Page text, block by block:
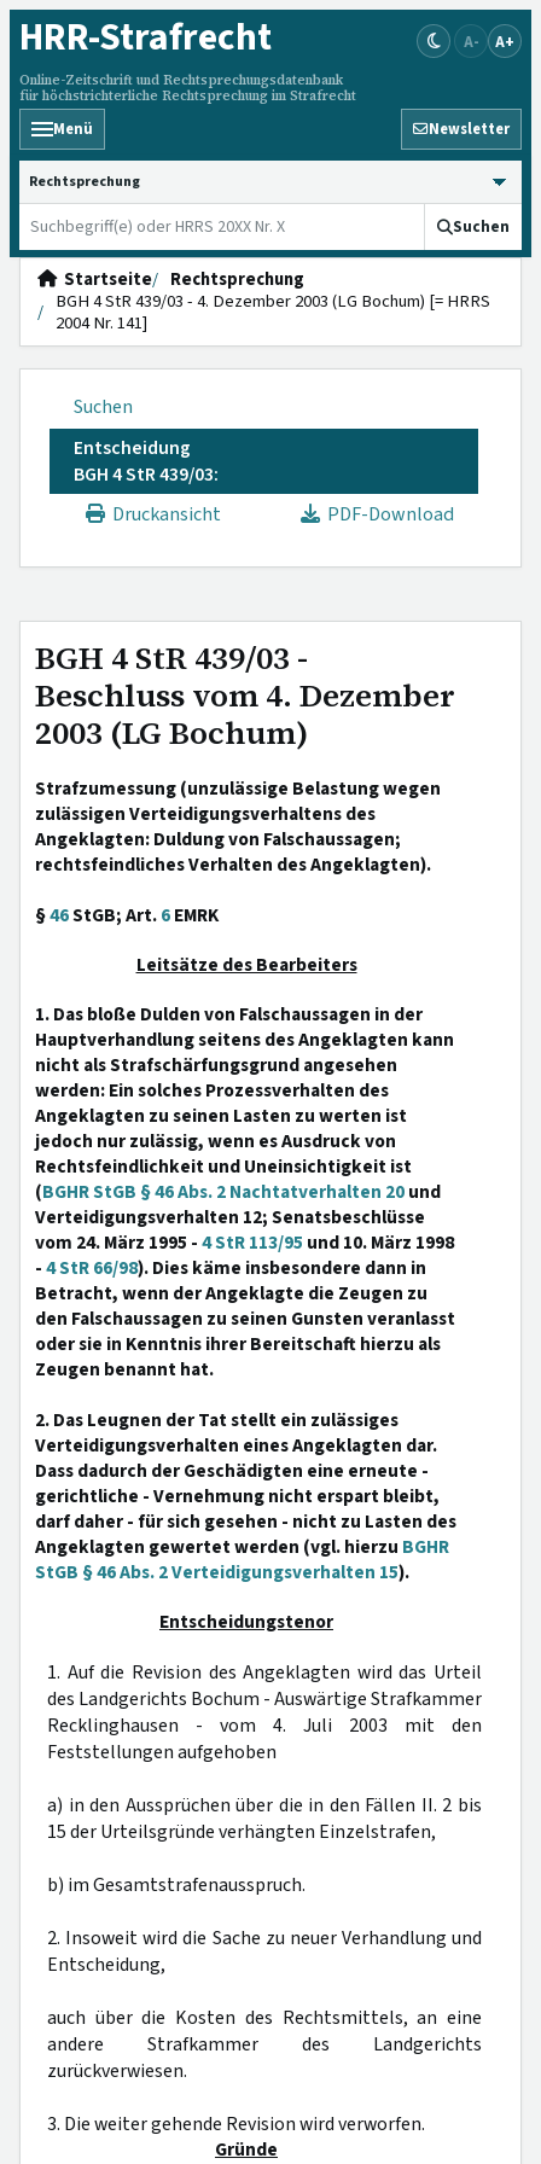
HRR-Strafrecht
Online-Zeitschrift und Rechtsprechungsdatenbank
für höchstrichterliche Rechtsprechung im Strafrecht
A- A+
Menü Newsletter
HRRS durchsuchen
Suchen
Startseite
Rechtsprechung
BGH 4 StR 439/03 - 4. Dezember 2003 (LG Bochum) [= HRRS
2004 Nr. 141]
Suchen
Entscheidung
BGH 4 StR 439/03:
Druckansicht
PDF-Download
BGH 4 StR 439/03 -
Beschluss vom 4. Dezember
2003 (LG Bochum)
Strafzumessung (unzulässige Belastung wegen
zulässigen Verteidigungsverhaltens des
Angeklagten: Duldung von Falschaussagen;
rechtsfeindliches Verhalten des Angeklagten).
§46StGB; Art.6EMRK
Leitsätze des Bearbeiters
1. Das bloße Dulden von Falschaussagen in der
Hauptverhandlung seitens des Angeklagten kann
nicht als Strafschärfungsgrund angesehen
werden: Ein solches Prozessverhalten des
Angeklagten zu seinen Lasten zu werten ist
jedoch nur zulässig, wenn es Ausdruck von
Rechtsfeindlichkeit und Uneinsichtigkeit ist
(BGHR StGB § 46 Abs. 2 Nachtatverhalten 20und
Verteidigungsverhalten 12; Senatsbeschlüsse
vom 24. März 1995 -4 StR 113/95 und 10. März 1998
-4 StR 66/98). Dies käme insbesondere dann in
Betracht, wenn der Angeklagte die Zeugen zu
den Falschaussagen zu seinen Gunsten veranlasst
oder sie in Kenntnis ihrer Bereitschaft hierzu als
Zeugen benannt hat.
2. Das Leugnen der Tat stellt ein zulässiges
Verteidigungsverhalten eines Angeklagten dar.
Dass dadurch der Geschädigten eine erneute -
gerichtliche - Vernehmung nicht erspart bleibt,
darf daher - für sich gesehen - nicht zu Lasten des
Angeklagten gewertet werden (vgl. hierzu BGHR
StGB § 46 Abs. 2 Verteidigungsverhalten 15).
Entscheidungstenor
1. Auf die Revision des Angeklagten wird das Urteil
des Landgerichts Bochum - Auswärtige Strafkammer
Recklinghausen - vom 4. Juli 2003 mit den
Feststellungen aufgehoben
a) in den Aussprüchen über die in den Fällen II. 2 bis
15 der Urteilsgründe verhängten Einzelstrafen,
b) im Gesamtstrafenausspruch.
2. Insoweit wird die Sache zu neuer Verhandlung und
Entscheidung,
auch über die Kosten des Rechtsmittels, an eine
andere Strafkammer des Landgerichts
zurückverwiesen.
3. Die weiter gehende Revision wird verworfen.
Gründe